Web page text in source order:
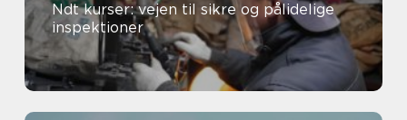
Ndt kurser: vejen til sikre og pålidelige
inspektioner